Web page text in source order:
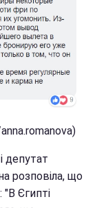
депутат
розповіла, що
Єгипті